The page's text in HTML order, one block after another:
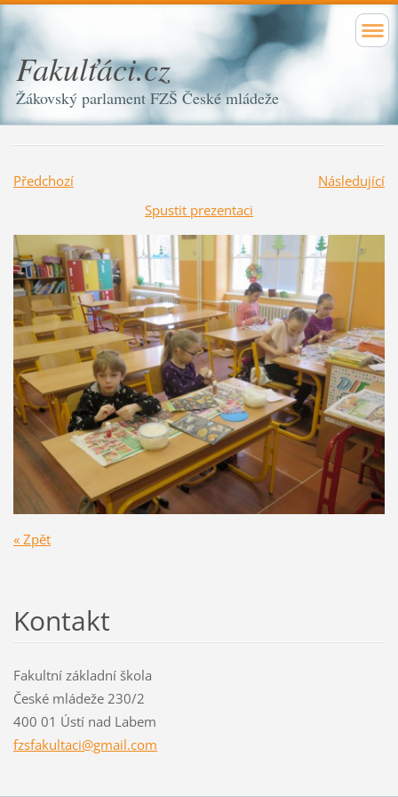
Fakulťáci.cz
Žákovský parlament FZŠ České mládeže
Předchozí
Následující
Spustit prezentaci
« Zpět
Kontakt
Fakultní základní škola
České mládeže 230/2
400 01 Ústí nad Labem
fzsfakultaci@gmail.com